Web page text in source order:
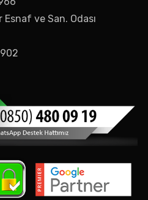
Esnaf ve San. Odası